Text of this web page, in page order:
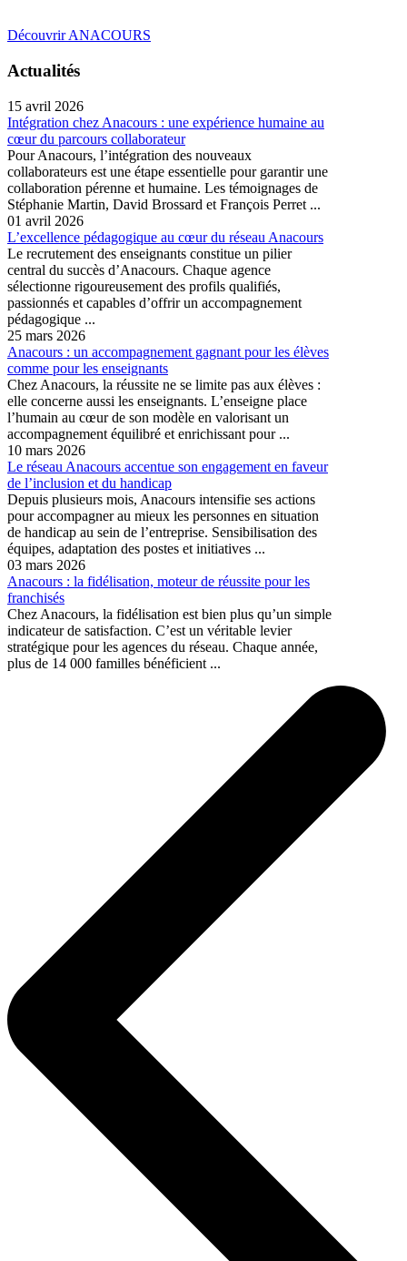
Découvrir ANACOURS
Actualités
15 avril 2026
Intégration chez Anacours : une expérience humaine au
cœur du parcours collaborateur
Pour Anacours, l’intégration des nouveaux
collaborateurs est une étape essentielle pour garantir une
collaboration pérenne et humaine. Les témoignages de
Stéphanie Martin, David Brossard et François Perret ...
01 avril 2026
L’excellence pédagogique au cœur du réseau Anacours
Le recrutement des enseignants constitue un pilier
central du succès d’Anacours. Chaque agence
sélectionne rigoureusement des profils qualifiés,
passionnés et capables d’offrir un accompagnement
pédagogique ...
25 mars 2026
Anacours : un accompagnement gagnant pour les élèves
comme pour les enseignants
Chez Anacours, la réussite ne se limite pas aux élèves :
elle concerne aussi les enseignants. L’enseigne place
l’humain au cœur de son modèle en valorisant un
accompagnement équilibré et enrichissant pour ...
10 mars 2026
Le réseau Anacours accentue son engagement en faveur
de l’inclusion et du handicap
Depuis plusieurs mois, Anacours intensifie ses actions
pour accompagner au mieux les personnes en situation
de handicap au sein de l’entreprise. Sensibilisation des
équipes, adaptation des postes et initiatives ...
03 mars 2026
Anacours : la fidélisation, moteur de réussite pour les
franchisés
Chez Anacours, la fidélisation est bien plus qu’un simple
indicateur de satisfaction. C’est un véritable levier
stratégique pour les agences du réseau. Chaque année,
plus de 14 000 familles bénéficient ...